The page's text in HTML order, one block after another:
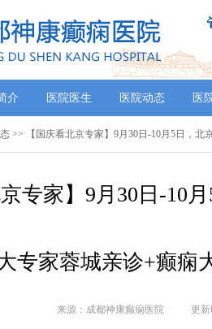
介 医院医生 医院动态 医
>> 【国庆看北京专家】9月30日-10月5日，北
京专家】9月30日-10
专家蓉城亲诊+癫痫
来源：成都神康癫痫医院 更新